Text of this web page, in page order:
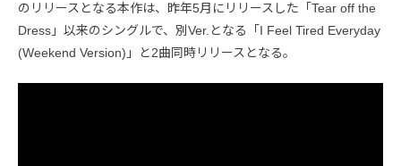
のリリースとなる本作は、昨年5月にリリースした「Tear off the
Dress」以来のシングルで、別Ver.となる「I Feel Tired Everyday
(Weekend Version)」と2曲同時リリースとなる。